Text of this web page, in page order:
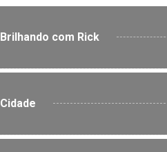
Brilhando com Rick
Cidade